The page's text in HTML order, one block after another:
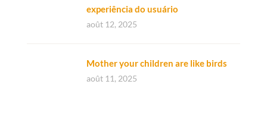
experiência do usuário
août 12, 2025
Mother your children are like birds
août 11, 2025